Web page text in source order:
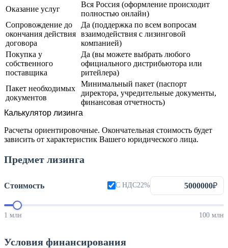
Оказание услуг
Вся Россия (оформление происходит
полностью онлайн)
Сопровождение до
окончания действия
договора
Да (поддержка по всем вопросам
взаимодействия с лизинговой
компанией)
Покупка у
собственного
поставщика
Да (вы можете выбрать любого
официального дистрибьютора или
ритейлера)
Пакет необходимых
документов
Минимальный пакет (паспорт
директора, учредительные документы,
финансовая отчетность)
Калькулятор лизинга
Расчеты ориентировочные. Окончательная стоимость будет
зависить от характеристик Вашего юридического лица.
Предмет лизинга
Стоимость С НДС22% ₽
1 млн 100 млн
Условия финансирования